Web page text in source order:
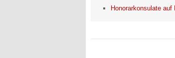
Honorarkonsulate auf